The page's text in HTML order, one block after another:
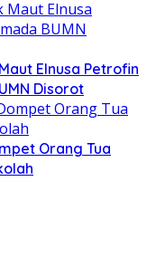
Elnusa Petrofin
Disorot
Orang Tua